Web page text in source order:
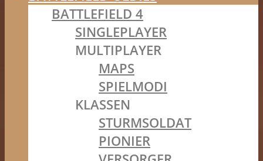
BATTLEFIELD 4
SINGLEPLAYER
MULTIPLAYER
MAPS
SPIELMODI
KLASSEN
STURMSOLDAT
PIONIER